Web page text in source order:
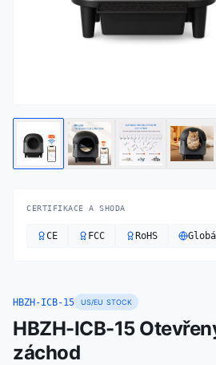
CERTIFIKACE A SHODA
CE FCC RoHS
HBZH-ICB-15 US/EU STOCK
HBZH-ICB-15
záchod